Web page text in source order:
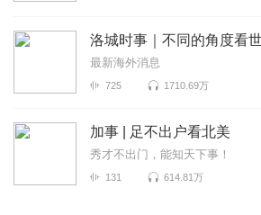
洛城时事｜不同的角度看
最新海外消息
725 1710.69万
加事 | 足不出户看北美
秀才不出门，能知天下事！
131 614.81万